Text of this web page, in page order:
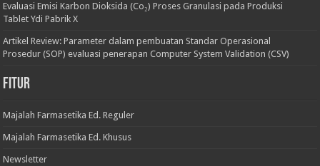
Evaluasi Emisi Karbon Dioksida (Co₂) Proses Granulasi pada Produksi
Tablet Ydi Pabrik X
Artikel Review: Parameter dalam pembuatan Standar Operasional
Prosedur (SOP) evaluasi penerapan Computer System Validation (CSV)
Fitur
Majalah Farmasetika Ed. Reguler
Majalah Farmasetika Ed. Khusus
Newsletter